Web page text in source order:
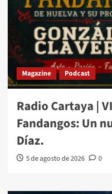
Magazine Podcast
Radio Cartaya |
Fandangos: Un
Díaz.
5 de agosto de 2026 0